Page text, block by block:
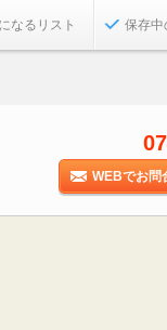
なるリスト 保存中
WEBでお問